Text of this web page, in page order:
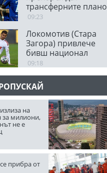
трансферните
09:23
Локомотив (Стара
Загора) привлече
бивш национал
09:18
на
за милиони,
не е
прибра от